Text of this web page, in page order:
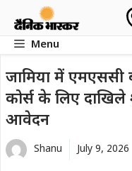
contentMenu
जामिया में
कोर्स के लिए
आवेदन
Shanu July 9, 2026